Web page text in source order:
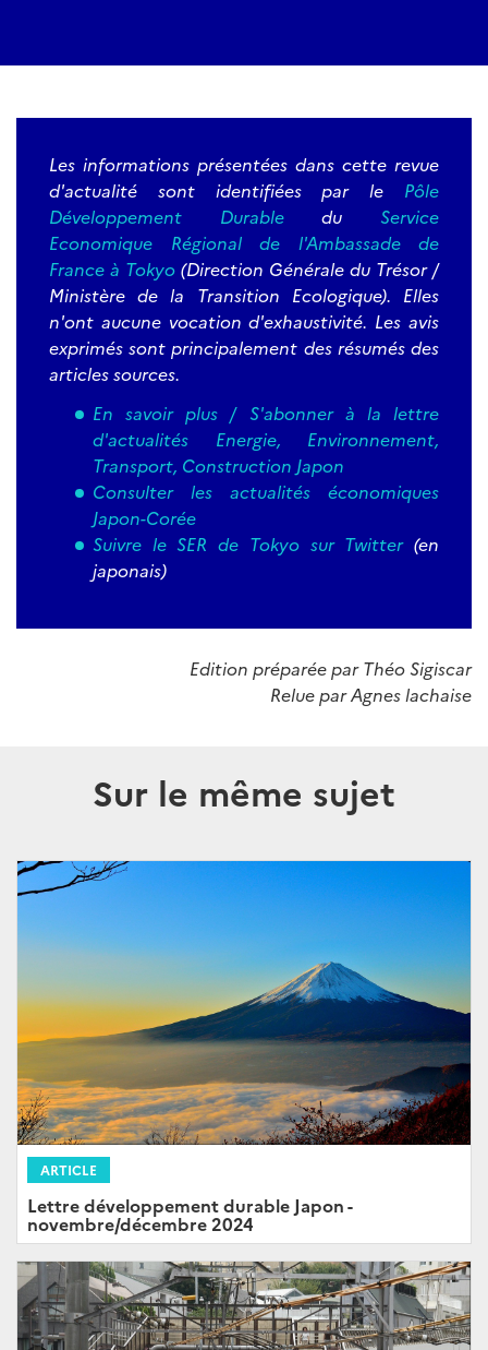
Les informations présentées dans cette revue
d'actualité sont identifiées par le Pôle
Développement DurableduService
Economique Régional de l'Ambassade de
France à Tokyo (Direction Générale du Trésor /
Ministère de la Transition Ecologique). Elles
n'ont aucune vocation d'exhaustivité. Les avis
exprimés sont principalement des résumés des
articles sources.
En savoir plus / S'abonner à la lettre
d'actualités Energie, Environnement,
Transport, Construction Japon
Consulter les actualités économiques
Japon-Corée
Suivre le SER de Tokyo sur Twitter(en
japonais)
Edition préparée par Théo Sigiscar
Relue par Agnes lachaise
Sur le même sujet
ARTICLE
Lettre développement durable Japon -
novembre/décembre 2024